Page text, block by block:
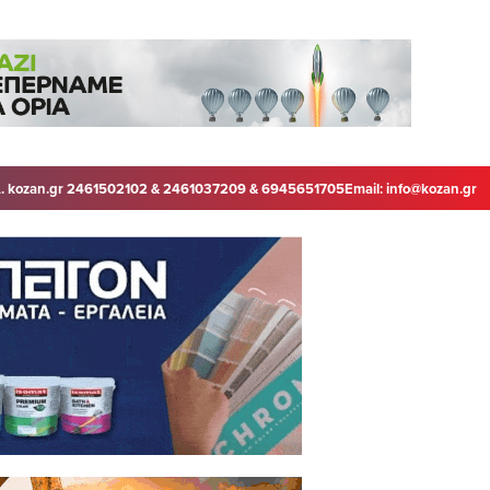
kozan.gr 2461502102 & 2461037209 & 6945651705Email:info@kozan.gr